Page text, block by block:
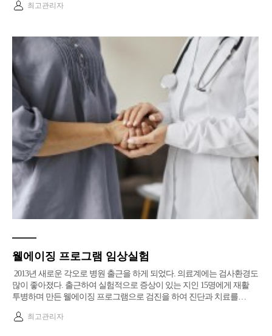
최고관리자
웰에이징 프로그램 임상실험
2013년 새로운 각오로 병원 출근을 하게 되었다. 의료계에는 검사환경도
많이 좋아졌다. 출근하여 실험적으로 증상이 있는 지인 15명에게 재활
투병하며 만든 웰에이징 프로그램으로 검진을 하여 진단과 치료를…
최고관리자